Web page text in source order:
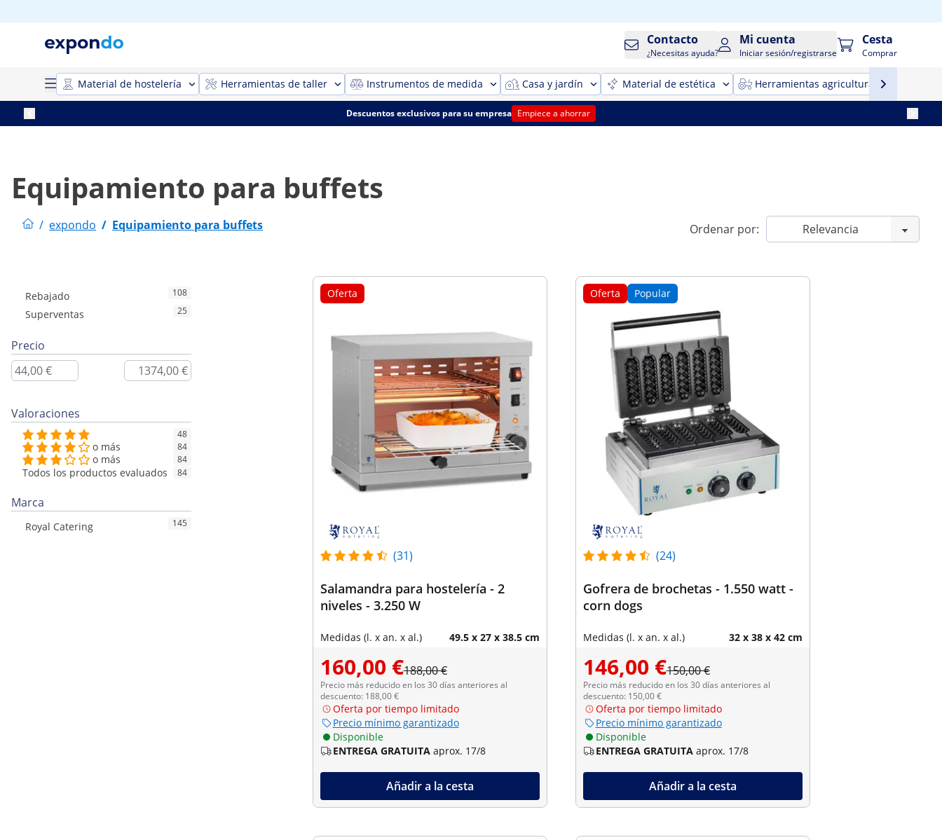
Contacto
¿Necesitas ayuda?
Mi cuenta
Iniciar sesión/registrarse
Cesta
Comprar
Material de hostelería Herramientas de taller Instrumentos de medida Casa y jardín Material de estética Herramientas agricultura
Descuentos exclusivos para su empresa Empiece a ahorrar
Equipamiento para buffets
/ expondo / Equipamiento para buffets Ordenar por:
Rebajado 108
Superventas 25
Precio
Valoraciones
48
o más 84
o más 84
Todos los productos evaluados 84
Marca
Royal Catering 145
Oferta
(31)
Salamandra para hostelería - 2
niveles - 3.250 W
Medidas (l. x an. x al.) 49.5 x 27 x 38.5 cm
160,00 €188,00 €
Precio más reducido en los 30 días anteriores al
descuento: 188,00 €
Oferta por tiempo limitado
Precio mínimo garantizado
Disponible
ENTREGA GRATUITA aprox. 17/8
Añadir a la cesta
Oferta Popular
(24)
Gofrera de brochetas - 1.550 watt -
corn dogs
Medidas (l. x an. x al.) 32 x 38 x 42 cm
146,00 €150,00 €
Precio más reducido en los 30 días anteriores al
descuento: 150,00 €
Oferta por tiempo limitado
Precio mínimo garantizado
Disponible
ENTREGA GRATUITA aprox. 17/8
Añadir a la cesta